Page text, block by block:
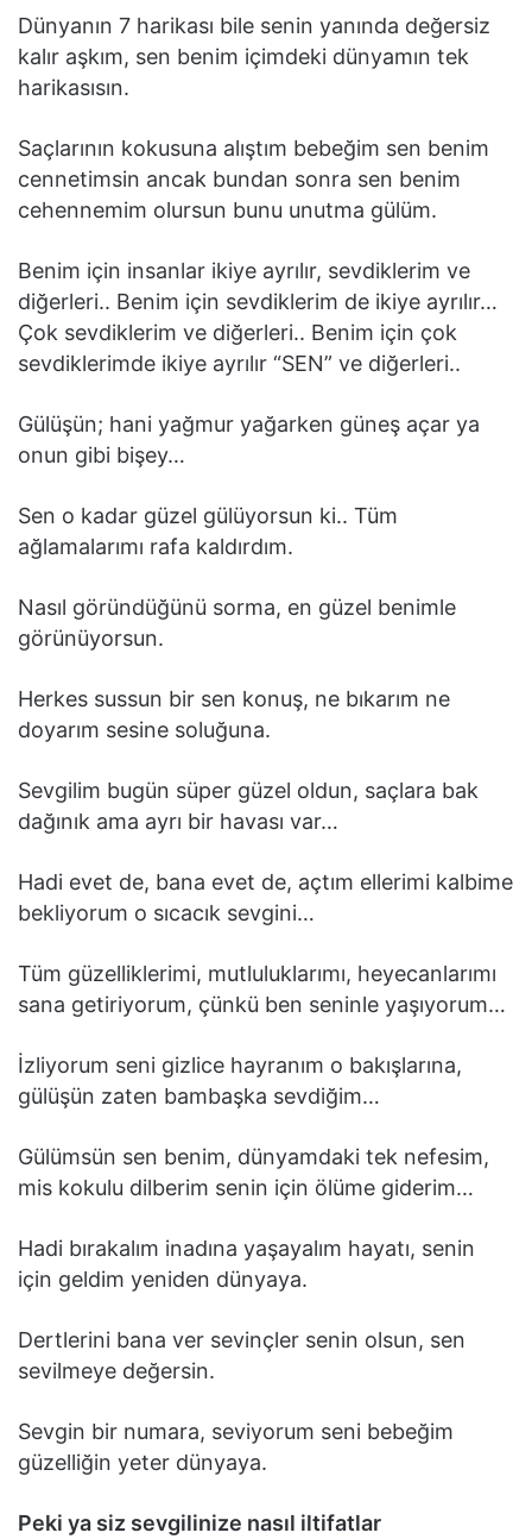
Dünyanın 7 harikası bile senin yanında değersiz
kalır aşkım, sen benim içimdeki dünyamın tek
harikasısın.
Saçlarının kokusuna alıştım bebeğim sen benim
cennetimsin ancak bundan sonra sen benim
cehennemim olursun bunu unutma gülüm.
Benim için insanlar ikiye ayrılır, sevdiklerim ve
diğerleri.. Benim için sevdiklerim de ikiye ayrılır…
Çok sevdiklerim ve diğerleri.. Benim için çok
sevdiklerimde ikiye ayrılır “SEN” ve diğerleri..
Gülüşün; hani yağmur yağarken güneş açar ya
onun gibi bişey…
Sen o kadar güzel gülüyorsun ki.. Tüm
ağlamalarımı rafa kaldırdım.
Nasıl göründüğünü sorma, en güzel benimle
görünüyorsun.
Herkes sussun bir sen konuş, ne bıkarım ne
doyarım sesine soluğuna.
Sevgilim bugün süper güzel oldun, saçlara bak
dağınık ama ayrı bir havası var…
Hadi evet de, bana evet de, açtım ellerimi kalbime
bekliyorum o sıcacık sevgini…
Tüm güzelliklerimi, mutluluklarımı, heyecanlarımı
sana getiriyorum, çünkü ben seninle yaşıyorum…
İzliyorum seni gizlice hayranım o bakışlarına,
gülüşün zaten bambaşka sevdiğim…
Gülümsün sen benim, dünyamdaki tek nefesim,
mis kokulu dilberim senin için ölüme giderim…
Hadi bırakalım inadına yaşayalım hayatı, senin
için geldim yeniden dünyaya.
Dertlerini bana ver sevinçler senin olsun, sen
sevilmeye değersin.
Sevgin bir numara, seviyorum seni bebeğim
güzelliğin yeter dünyaya.
Peki ya siz sevgilinize nasıl iltifatlar